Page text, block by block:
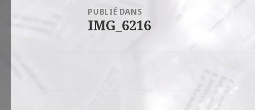
l’article
PUBLIÉ DANS
IMG_6216